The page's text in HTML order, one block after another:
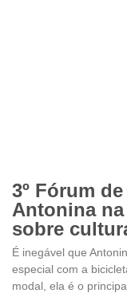
3º Fórum
Antonina
sobre
É inegável que
especial com a
modal, ela é o